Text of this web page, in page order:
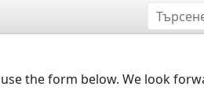
the form below. We look